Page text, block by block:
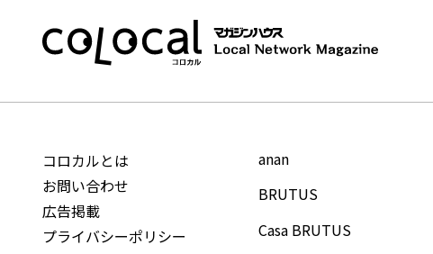
コロカルとは
お問い合わせ
広告掲載
プライバシーポリシー
anan
BRUTUS
Casa BRUTUS